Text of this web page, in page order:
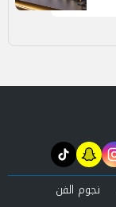
instagram
snapchat
tiktok
نجوم الفن